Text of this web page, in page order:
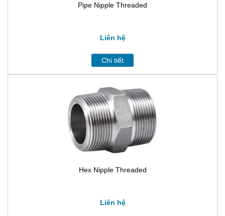
Pipe Nipple Threaded
Liên hệ
Chi tiết
Hex Nipple Threaded
Liên hệ